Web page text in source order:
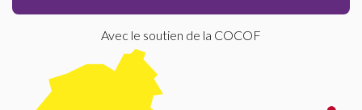
Avec le soutien de la COCOF